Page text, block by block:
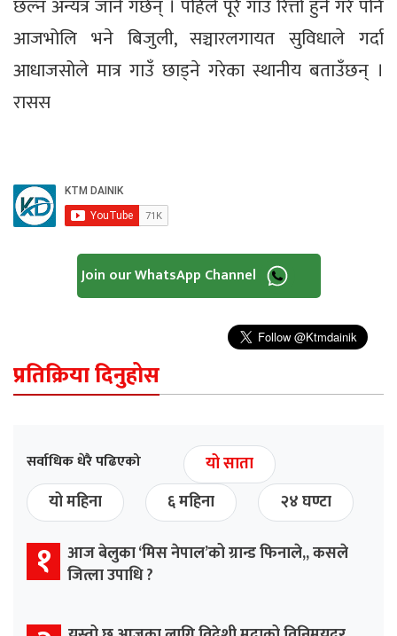
छल्न अन्यत्र जाने गर्छन् । पहिले पूरै गाउँ रित्तो हुने गरे पनि
आजभोलि भने बिजुली, सञ्चारलगायत सुविधाले गर्दा
आधाजसोले मात्र गाउँ छाड्ने गरेका स्थानीय बताउँछन् ।
रासस
Join our WhatsApp Channel
प्रतिक्रिया दिनुहोस
सर्वाधिक धेरै पढिएको
यो साता
यो महिना
६ महिना २४ घण्टा
१ आज बेलुका ‘मिस नेपाल’को ग्रान्ड फिनाले,, कसले
जित्ला उपाधि ?